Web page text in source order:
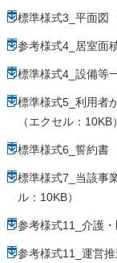
標準様式3_平面図
参考様式4_居室面
標準様式4_設備等
標準様式5_利用者
（エクセル：10KB）
標準様式6_誓約書
標準様式7_当該事
ル：10KB）
参考様式11_介護
参考様式11_運営